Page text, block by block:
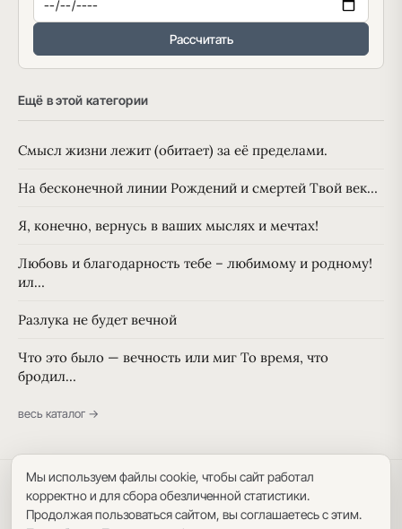
Рассчитать
Ещё в этой категории
Смысл жизни лежит (обитает) за её пределами.
На бесконечной линии Рождений и смертей Твой век…
Я, конечно, вернусь в ваших мыслях и мечтах!
Любовь и благодарность тебе – любимому и родному!
ил…
Разлука не будет вечной
Что это было — вечность или миг То время, что
бродил…
весь каталог →
Политика конфиденциальности Пользовательское соглашение
Карта сайта
Мы используем файлы cookie, чтобы сайт работал
корректно и для сбора обезличенной статистики.
Продолжая пользоваться сайтом, вы соглашаетесь с этим.